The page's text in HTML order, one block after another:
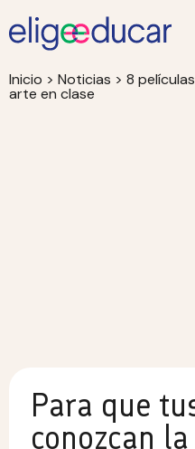
Inicio > Noticias > 8
arte en clase
Para que
conozcan